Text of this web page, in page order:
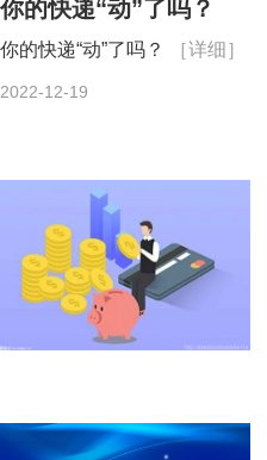
你的快递“动”了吗？
你的快递“动”了吗？ ［详细］
2022-12-19